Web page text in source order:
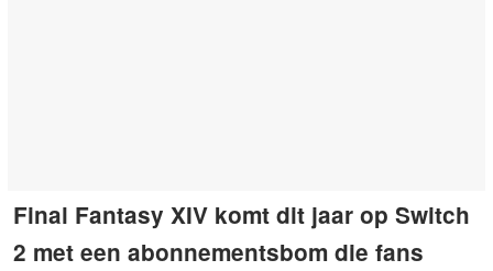
Final Fantasy XIV komt dit jaar op Switch
2 met een abonnementsbom die fans